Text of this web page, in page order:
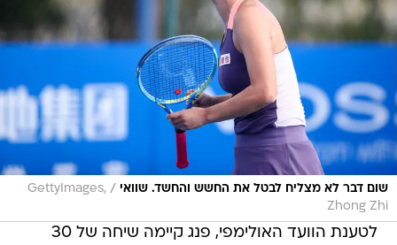
שום דבר לא מצליח לבטל את החשש והחשד. שוואי /
GettyImages,
Zhong Zhi
לטענת הוועד האולימפי, פנג קיימה שיחה של 30